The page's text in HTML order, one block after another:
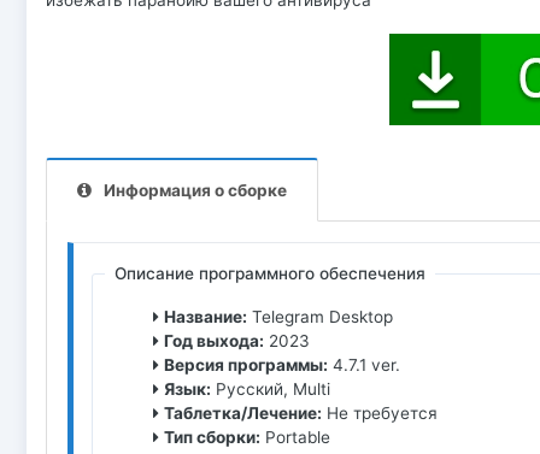
Информация о сборке
Описание программного обеспечения
Название: Telegram Desktop
Год выхода: 2023
Версия программы: 4.7.1 ver.
Язык: Русский, Multi
Таблетка/Лечение: Не требуется
Тип сборки: Portable